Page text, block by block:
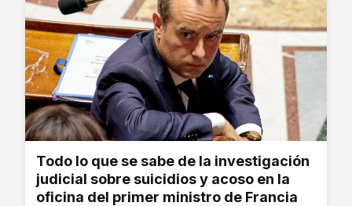
Todo lo que se sabe de la investigación
judicial sobre suicidios y acoso en la
oficina del primer ministro de Francia